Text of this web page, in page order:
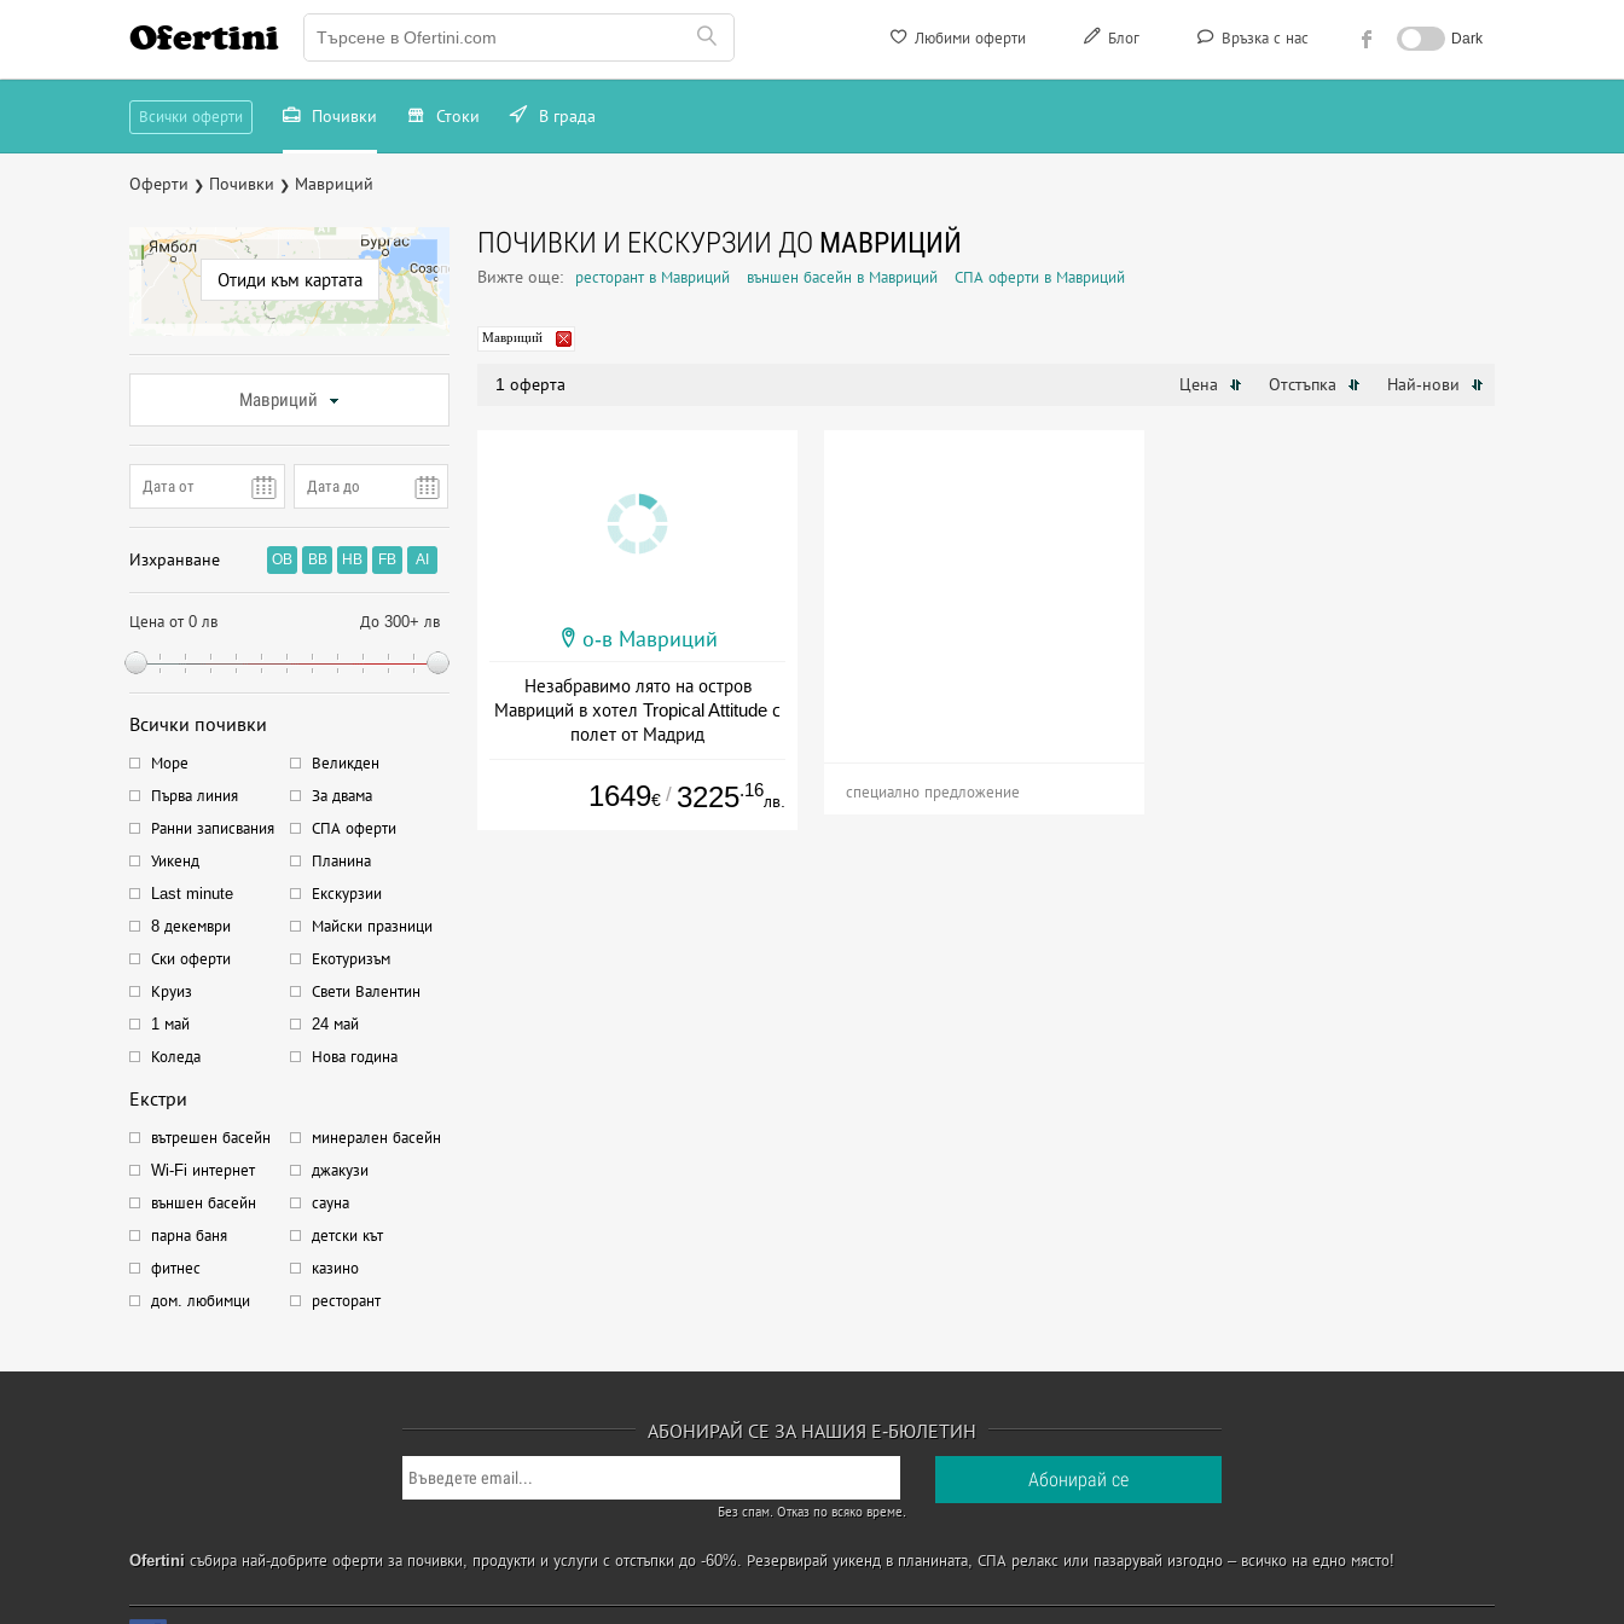
Любими оферти Блог Връзка с нас Dark
Ofertini
Всички оферти Почивки Стоки В града
Оферти ❯ Почивки ❯ Мавриций
Отиди към картата
Мавриций
Изхранване OB BB HB FB AI
Цена от 0 лв До 300+ лв
Всички почивки
Море
Великден
Първа линия
За двама
Ранни записвания
СПА оферти
Уикенд
Планина
Last minute
Екскурзии
8 декември
Майски празници
Ски оферти
Екотуризъм
Круиз
Свети Валентин
1 май
24 май
Коледа
Нова година
Екстри
вътрешен басейн
минерален басейн
Wi-Fi интернет
джакузи
външен басейн
сауна
парна баня
детски кът
фитнес
казино
дом. любимци
ресторант
ПОЧИВКИ И ЕКСКУРЗИИ ДО МАВРИЦИЙ
Вижте още: ресторант в Мавриций външен басейн в Мавриций СПА оферти в Мавриций
Мавриций
1 оферта Цена Отстъпка Най-нови
о-в Мавриций
Незабравимо лято на остров
Мавриций в хотел Tropical Attitude с
полет от Мадрид
1649€ / 3225.16
лв. специално предложение
АБОНИРАЙ СЕ ЗА НАШИЯ Е-БЮЛЕТИН
Без спам. Отказ по всяко време.
Ofertini събира най-добрите оферти за почивки, продукти и услуги с отстъпки до -60%. Резервирай уикенд в планината, СПА релакс или пазарувай изгодно – всичко на едно място!